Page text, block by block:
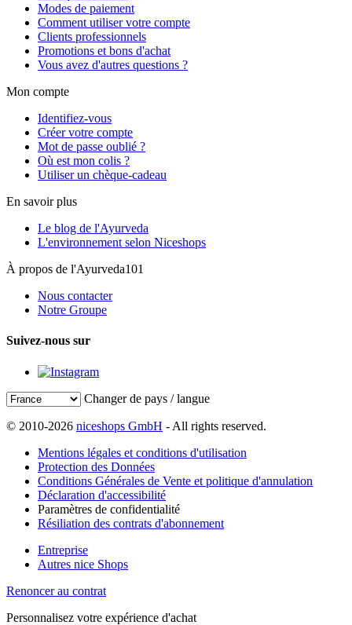
Modes de paiement
Comment utiliser votre compte
Clients professionnels
Promotions et bons d'achat
Vous avez d'autres questions ?
Mon compte
Identifiez-vous
Créer votre compte
Mot de passe oublié ?
Où est mon colis ?
Utiliser un chèque-cadeau
En savoir plus
Le blog de l'Ayurveda
L'environnement selon Niceshops
À propos de l'Ayurveda101
Nous contacter
Notre Groupe
Suivez-nous sur
Changer de pays / langue
© 2010-2026 niceshops GmbH - All rights reserved.
Mentions légales et conditions d'utilisation
Protection des Données
Conditions Générales de Vente et politique d'annulation
Déclaration d'accessibilité
Paramètres de confidentialité
Résiliation des contrats d'abonnement
Entreprise
Autres nice Shops
Renoncer au contrat
Personnalisez votre expérience d'achat